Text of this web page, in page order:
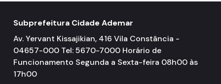
Subprefeitura Cidade Ademar
Av. Yervant Kissajikian, 416 Vila Constância -
04657-000 Tel: 5670-7000 Horário de
Funcionamento Segunda a Sexta-feira 08h00 às
17h00